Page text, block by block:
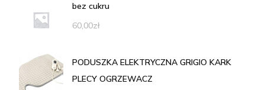
bez cukru
60,00zł
PODUSZKA ELEKTRYCZNA GRIGIO KARK
PLECY OGRZEWACZ